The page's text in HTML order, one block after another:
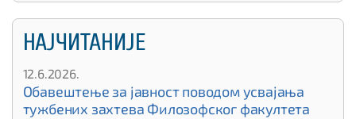
НАЈЧИТАНИЈЕ
12.6.2026.
Обавештење за јавност поводом усвајања
тужбених захтева Филозофског факултета